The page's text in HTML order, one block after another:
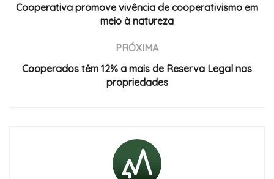
Cooperativa promove vivência de cooperativismo em
meio à natureza
PRÓXIMA
Cooperados têm 12% a mais de Reserva Legal nas
propriedades